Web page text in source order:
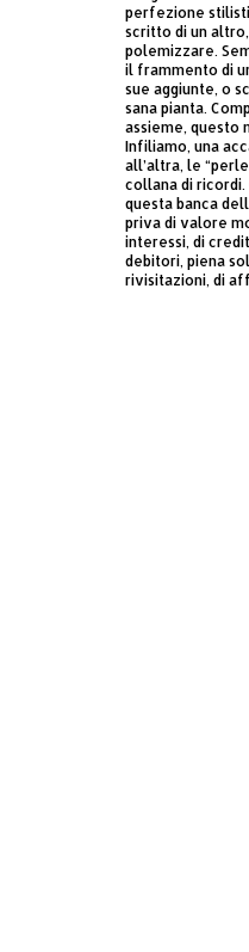
perfezione
scritto di un
polemizzare.
il frammento di
sue aggiunte, o
sana pianta.
assieme, questo
Infiliamo, una
all’altra, le
collana di
questa banca
priva di valore
interessi, di
debitori, piena
rivisitazioni, di